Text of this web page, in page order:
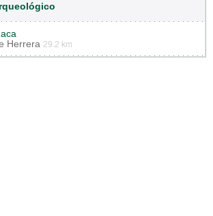
Herrera 29.2 km